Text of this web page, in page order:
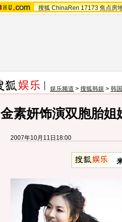
搜狐 ChinaRen 17173 焦点房
娱乐频道 > 搜狐韩娱 > 韩
金素妍饰演双胞胎
2007年10月11日18:00